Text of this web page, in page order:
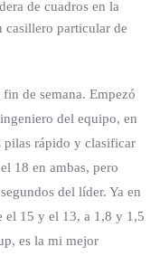
de cuadros en la
casillero particular de
de semana. Empezó
del equipo, en
pilas rápido y clasificar
18 en ambas, pero
del líder. Ya en
el 15 y el 13, a 1,8 y 1,5
es la mi mejor